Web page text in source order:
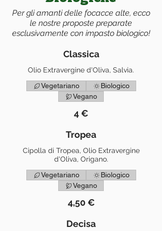
Per gli amanti delle focacce alte, ecco
le nostre proposte preparate
esclusivamente con impasto biologico!
Classica
Olio Extravergine d'Oliva, Salvia.
4 €
Vegetariano
Biologico
Vegano
Tropea
Cipolla di Tropea, Olio Extravergine
d'Oliva, Origano.
4,50 €
Vegetariano
Biologico
Vegano
Decisa